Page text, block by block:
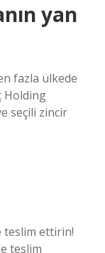
yan
fazla ülkede
Holding
seçili zincir
teslim ettirin!
teslim